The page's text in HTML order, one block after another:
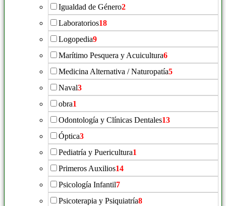
Igualdad de Género2
Laboratorios18
Logopedia9
Marítimo Pesquera y Acuicultura6
Medicina Alternativa / Naturopatía5
Naval3
obra1
Odontología y Clínicas Dentales13
Óptica3
Pediatría y Puericultura1
Primeros Auxilios14
Psicología Infantil7
Psicoterapia y Psiquiatría8